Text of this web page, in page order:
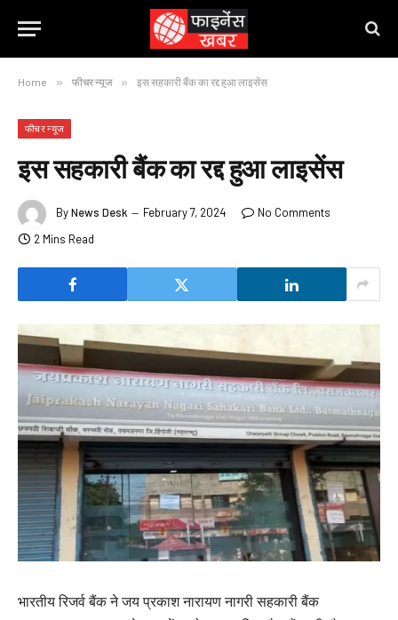
Home » फीचर न्यूज » इस सहकारी बैंक का रद्द हुआ लाइसेंस
फीचर न्यूज
इस सहकारी बैंक का रद्द हुआ लाइसेंस
ByNews Desk February 7, 2024
No Comments
2 Mins Read
भारतीय रिजर्व बैंक ने जय प्रकाश नारायण नागरी सहकारी बैंक